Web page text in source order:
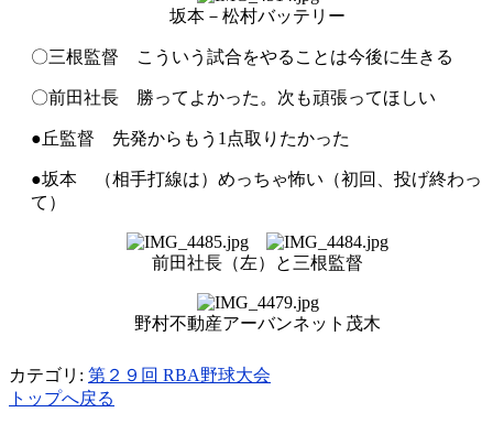
坂本－松村バッテリー
〇三根監督 こういう試合をやることは今後に生きる
〇前田社長 勝ってよかった。次も頑張ってほしい
●丘監督 先発からもう1点取りたかった
●坂本 （相手打線は）めっちゃ怖い（初回、投げ終わっ
て）
前田社長（左）と三根監督
野村不動産アーバンネット茂木
カテゴリ: 第２９回 RBA野球大会
トップへ戻る